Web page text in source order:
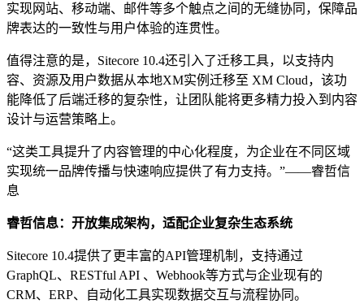
实现网站、移动端、邮件等多个触点之间的无缝协同，保障品
牌表达的一致性与用户体验的连贯性。
值得注意的是，Sitecore 10.4还引入了迁移工具，以支持内
容、资源及用户数据从本地XM实例迁移至 XM Cloud，该功
能降低了后端迁移的复杂性，让团队能将更多精力投入到内容
设计与运营策略上。
“这类工具提升了内容管理的中心化程度，为企业在不同区域
实现统一品牌传播与快速响应提供了有力支持。”——睿哲信
息
睿哲信息： 开放集成架构，适配企业复杂生态系统
Sitecore 10.4提供了更丰富的API管理机制，支持通过
GraphQL、RESTful API 、Webhook等方式与企业现有的
CRM、ERP、自动化工具实现数据交互与流程协同。